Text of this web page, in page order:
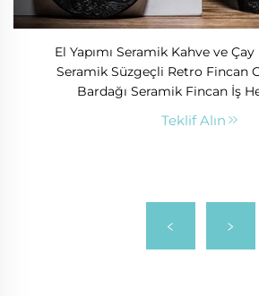
El Yapımı Seramik Kahve ve
Seramik Süzgeçli Retro Fincan
Bardağı Seramik Fincan İş
Teklif Alın